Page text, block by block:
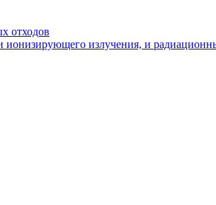
отходов
ионизирующего излучения, и